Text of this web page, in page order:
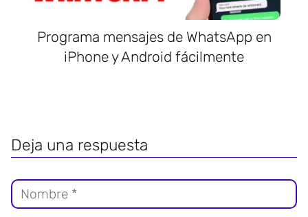
Programa mensajes de WhatsApp en
iPhone y Android fácilmente
Deja una respuesta